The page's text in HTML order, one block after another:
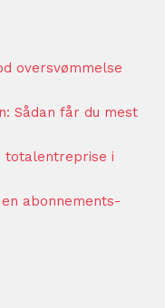
oversvømmelse
Sådan får du mest
totalentreprise i
abonnements-